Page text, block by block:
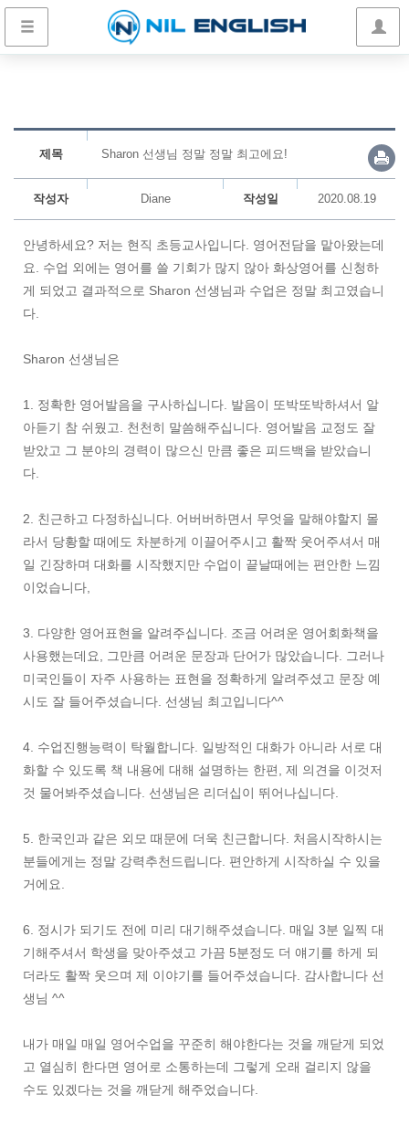
제목 Sharon 선생님 정말 정말 최고에요!
작성자 Diane 작성일 2020.08.19
안녕하세요? 저는 현직 초등교사입니다. 영어전담을 맡아왔는데
요. 수업 외에는 영어를 쓸 기회가 많지 않아 화상영어를 신청하
게 되었고 결과적으로 Sharon 선생님과 수업은 정말 최고였습니
다.
Sharon 선생님은
1. 정확한 영어발음을 구사하십니다. 발음이 또박또박하셔서 알
아듣기 참 쉬웠고. 천천히 말씀해주십니다. 영어발음 교정도 잘
받았고 그 분야의 경력이 많으신 만큼 좋은 피드백을 받았습니
다.
2. 친근하고 다정하십니다. 어버버하면서 무엇을 말해야할지 몰
라서 당황할 때에도 차분하게 이끌어주시고 활짝 웃어주셔서 매
일 긴장하며 대화를 시작했지만 수업이 끝날때에는 편안한 느낌
이었습니다,
3. 다양한 영어표현을 알려주십니다. 조금 어려운 영어회화책을
사용했는데요, 그만큼 어려운 문장과 단어가 많았습니다. 그러나
미국인들이 자주 사용하는 표현을 정확하게 알려주셨고 문장 예
시도 잘 들어주셨습니다. 선생님 최고입니다^^
4. 수업진행능력이 탁월합니다. 일방적인 대화가 아니라 서로 대
화할 수 있도록 책 내용에 대해 설명하는 한편, 제 의견을 이것저
것 물어봐주셨습니다. 선생님은 리더십이 뛰어나십니다.
5. 한국인과 같은 외모 때문에 더욱 친근합니다. 처음시작하시는
분들에게는 정말 강력추천드립니다. 편안하게 시작하실 수 있을
거에요.
6. 정시가 되기도 전에 미리 대기해주셨습니다. 매일 3분 일찍 대
기해주셔서 학생을 맞아주셨고 가끔 5분정도 더 얘기를 하게 되
더라도 활짝 웃으며 제 이야기를 들어주셨습니다. 감사합니다 선
생님 ^^
내가 매일 매일 영어수업을 꾸준히 해야한다는 것을 깨닫게 되었
고 열심히 한다면 영어로 소통하는데 그렇게 오래 걸리지 않을
수도 있겠다는 것을 깨닫게 해주었습니다.